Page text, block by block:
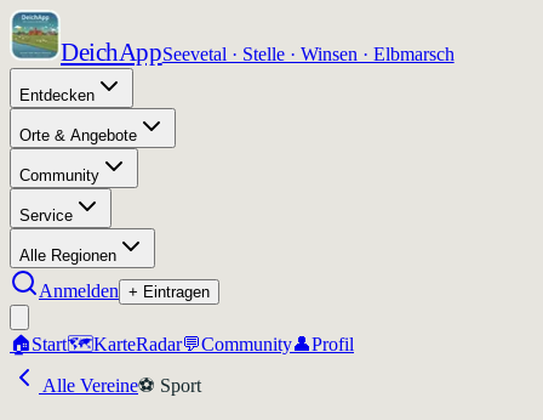
DeichAppSeevetal · Stelle · Winsen · Elbmarsch
Entdecken
Orte & Angebote
Community
Service
Alle Regionen
Anmelden + Eintragen
🏠Start🗺️KarteRadar💬Community👤Profil
Alle Vereine⚽ Sport